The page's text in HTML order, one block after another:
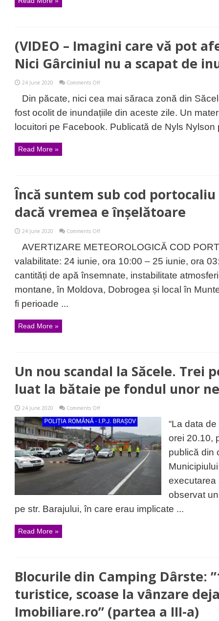
(VIDEO – Imagini care vă pot
Nici Gârciniul nu a scapat de
24 June 2020 Comments Offon
–
Imagini
care
vă
pot
afecta
Din păcate, nici cea mai săraca zonă din
fost ocolit de inundațiile din aceste zile. Un
locuitori pe Facebook. Publicată de Nyls
Read More »
Încă suntem sub cod
dacă vremea e înșelătoare
24 June 2020 Comments Offon
suntem
sub
cod
portocaliu
Brașov,
chiar
dacă
AVERTIZARE METEOROLOGICĂ COD
valabilitate: 24 iunie, ora 10:00 – 25 iunie, ora
cantități de apă însemnate, instabilitate
montane, în Moldova, Dobrogea și local în
fi perioade ...
Read More »
Un nou scandal la Săcele. Trei
luat la bătaie pe fondul unor
24 June 2020 Comments Offon
nou
scandal
la
Săcele.
Trei
persoane
s-
bătaie
pe
unor
“La data
orei 20.10,
publică din
executarea
observat
pe str. Barajului, în care erau implicate ...
Read More »
Blocurile din Camping Dârste:
turistice, scoase la vânzare
Imobiliare.ro” (partea a III-a)